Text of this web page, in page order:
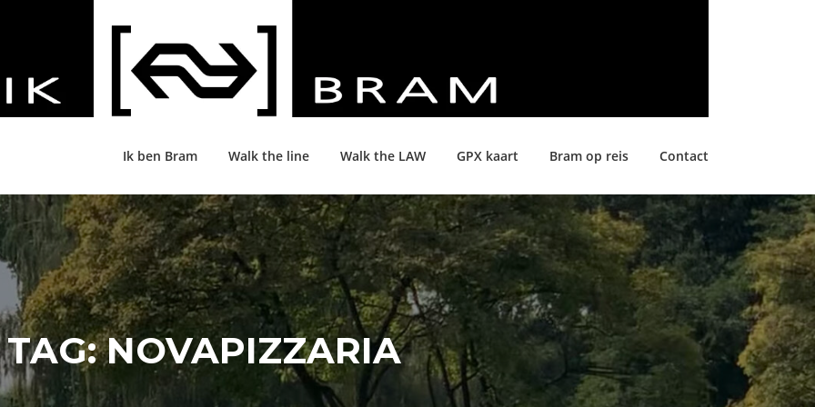
Ik ben Bram Walk the line Walk the LAW GPX kaart Bram op reis Contact
TAG:NOVAPIZZARIA